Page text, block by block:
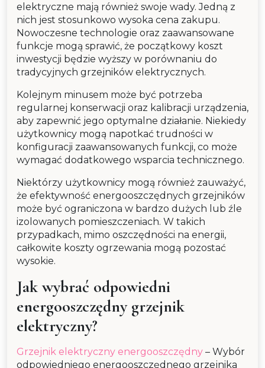
elektryczne mają również swoje wady. Jedną z
nich jest stosunkowo wysoka cena zakupu.
Nowoczesne technologie oraz zaawansowane
funkcje mogą sprawić, że początkowy koszt
inwestycji będzie wyższy w porównaniu do
tradycyjnych grzejników elektrycznych.
Kolejnym minusem może być potrzeba
regularnej konserwacji oraz kalibracji urządzenia,
aby zapewnić jego optymalne działanie. Niekiedy
użytkownicy mogą napotkać trudności w
konfiguracji zaawansowanych funkcji, co może
wymagać dodatkowego wsparcia technicznego.
Niektórzy użytkownicy mogą również zauważyć,
że efektywność energooszczędnych grzejników
może być ograniczona w bardzo dużych lub źle
izolowanych pomieszczeniach. W takich
przypadkach, mimo oszczędności na energii,
całkowite koszty ogrzewania mogą pozostać
wysokie.
Jak wybrać odpowiedni
energooszczędny grzejnik
elektryczny?
Grzejnik elektryczny energooszczędny – Wybór
odpowiedniego energooszczędnego grzejnika